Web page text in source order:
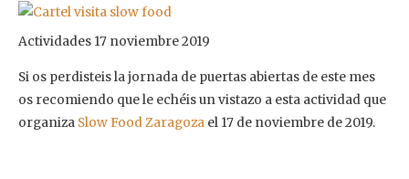
Actividades 17 noviembre 2019
Si os perdisteis la jornada de puertas abiertas de este mes
os recomiendo que le echéis un vistazo a esta actividad que
organiza Slow Food Zaragoza el 17 de noviembre de 2019.